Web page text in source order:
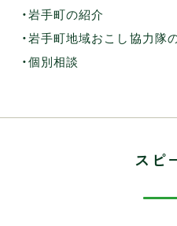
・岩手町の紹介
・岩手町地域おこし協力隊
・個別相談
スピ